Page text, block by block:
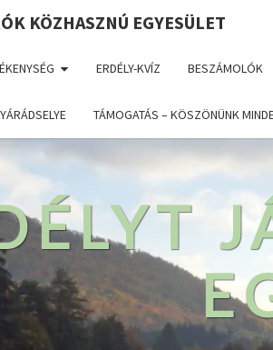
KÖZHASZNÚ EGYESÜLET
ERDÉLY-KVÍZ BESZÁMOLÓK
TÁMOGATÁS – KÖSZÖNÜNK